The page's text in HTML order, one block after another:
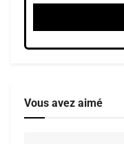
Vous avez aimé